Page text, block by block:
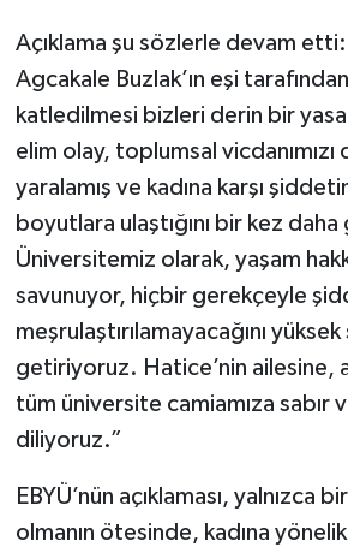
Açıklama şu sözlerle devam
Agcakale Buzlak’ın eşi
katledilmesi bizleri derin bir
elim olay, toplumsal vicdanımızı
yaralamış ve kadına karşı
boyutlara ulaştığını bir kez
Üniversitemiz olarak, yaşam
savunuyor, hiçbir gerekçeyle
meşrulaştırılamayacağını
getiriyoruz. Hatice’nin ailesine,
tüm üniversite camiamıza sabır
diliyoruz.”
EBYÜ’nün açıklaması, yalnızca
olmanın ötesinde, kadına